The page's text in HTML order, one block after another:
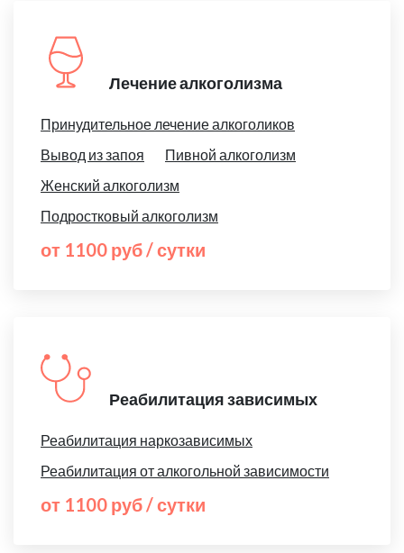
Лечение алкоголизма
Принудительное лечение алкоголиков
Вывод из запоя
Пивной алкоголизм
Женский алкоголизм
Подростковый алкоголизм
от 1100 руб / сутки
Реабилитация зависимых
Реабилитация наркозависимых
Реабилитация от алкогольной зависимости
от 1100 руб / сутки